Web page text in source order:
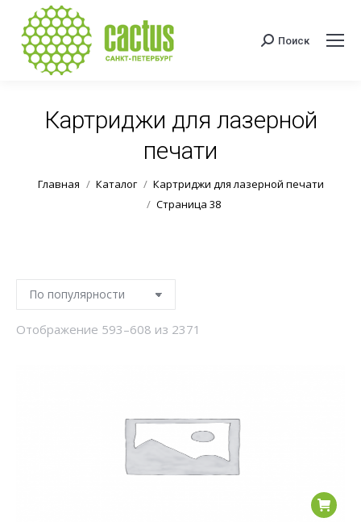
Поиск:
Поиск
Картриджи для лазерной
печати
Вы здесь:
Главная Каталог
Картриджи для лазерной печати
Страница 38
Отображение 593–608 из 2371